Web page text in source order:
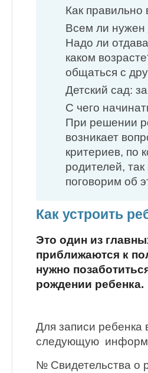
Как правильно
Всем ли нужен
Надо ли
каком
общаться с
Детский сад:
С чего
При решении
возникает
критериев, по
родителей,
поговорим об
Как устроить
Это один из
приближаются к
нужно
рождении ребенка.
Для записи ребенка
следующую
№ Свидетельства о